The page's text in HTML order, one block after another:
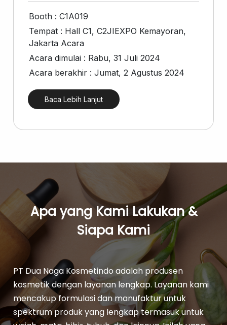
Body Care
Baby And Kids Care
Body Care
Hair Care
Men Care
Men Skincare
Formulasi Kustom Kemasan Khusus
Booth : C1A019
Tempat : Hall C1, C2JIEXPO Kemayoran,
Jakarta Acara
Acara dimulai : Rabu, 31 Juli 2024
Acara berakhir : Jumat, 2 Agustus 2024
Baca Lebih Lanjut
Apa yang Kami Lakukan &
Siapa Kami
PT Dua Naga Kosmetindo adalah produsen
kosmetik dengan layanan lengkap. Layanan kami
mencakup formulasi dan manufaktur untuk
spektrum produk yang lengkap termasuk untuk